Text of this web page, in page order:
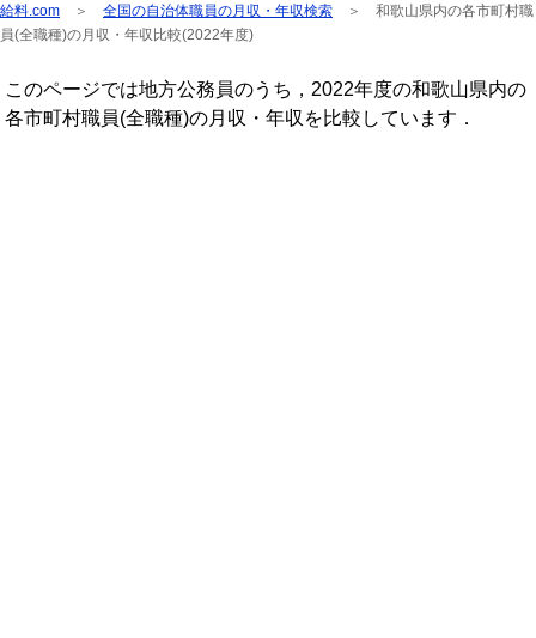
収録企業データの状況
給料.com ＞ 全国の自治体職員の月収・年収検索 ＞ 和歌山県内の各市町村職
員(全職種)の月収・年収比較(2022年度)
このページでは地方公務員のうち，2022年度の和歌山県内の
各市町村職員(全職種)の月収・年収を比較しています．